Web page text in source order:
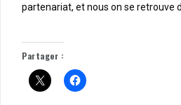
partenariat, et nous on se retrouve
Partager :